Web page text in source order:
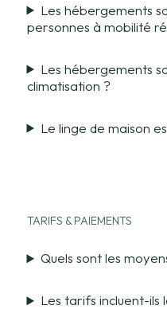
Les hébergements
personnes à mobilité
Les hébergements
climatisation ?
Le linge de maison
TARIFS & PAIEMENTS
Quels sont les
Les tarifs incluent-ils